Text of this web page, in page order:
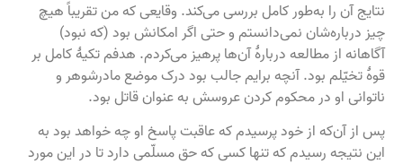
نتایج آن را به‌طور کامل بررسی می‌کند. وقایعی که من تقریباً هیچ
چیز درباره‌شان نمی‌دانستم و حتی اگر امکانش بود (که نبود)
آگاهانه از مطالعه دربارهٔ آن‌ها پرهیز می‌کردم. هدفم تکیۀ کامل بر
قوهٔ تخیّلم بود. آنچه برایم جالب بود درک موضع مادرشوهر و
ناتوانی‌ او در محکوم کردن عروسش به عنوان قاتل بود.
پس از آن‌که از خود پرسیدم که عاقبت پاسخ او چه خواهد بود به
این نتیجه رسیدم که تنها کسی که حق مسلّمی دارد تا در این مورد